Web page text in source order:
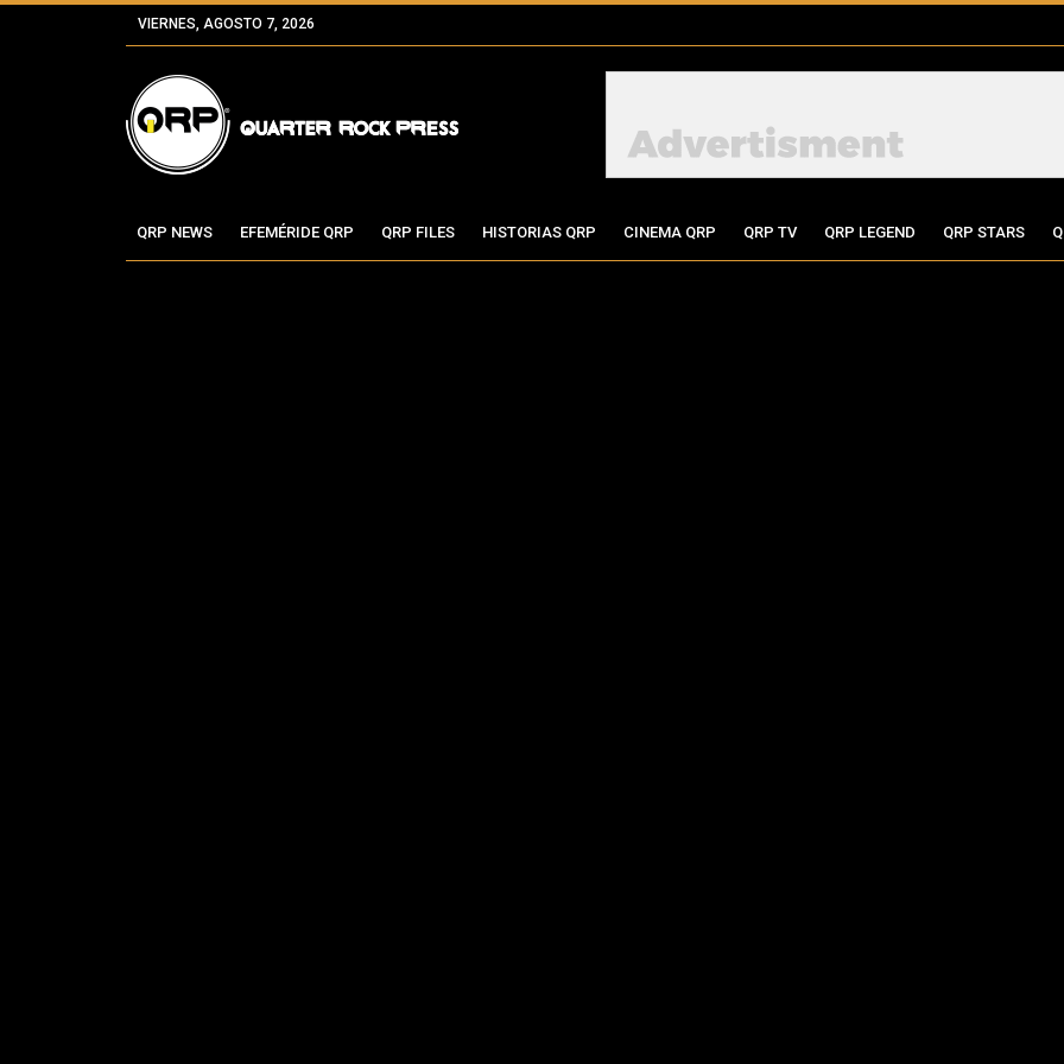
VIERNES, AGOSTO 7, 2026
QRP NEWS EFEMÉRIDE QRP QRP FILES HISTORIAS QRP CINEMA QRP QRP TV QRP LEGEND QRP STARS